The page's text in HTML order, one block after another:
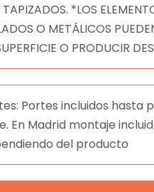
TAPIZADOS. *LOS
O METÁLICOS
O PRODUCIR
Portes incluidos hasta
En Madrid montaje
del producto